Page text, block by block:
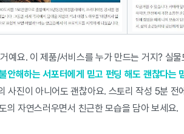
예요. 이 제품/서비스를 누가 만드는 거지? 실
안해하는 서포터에게 믿고 펀딩 해도 괜찮다는
사진이 아니어도 괜찮아요. 스토리 작성 5분 전
의 자연스러우면서 친근한 모습을 담아 보세요.